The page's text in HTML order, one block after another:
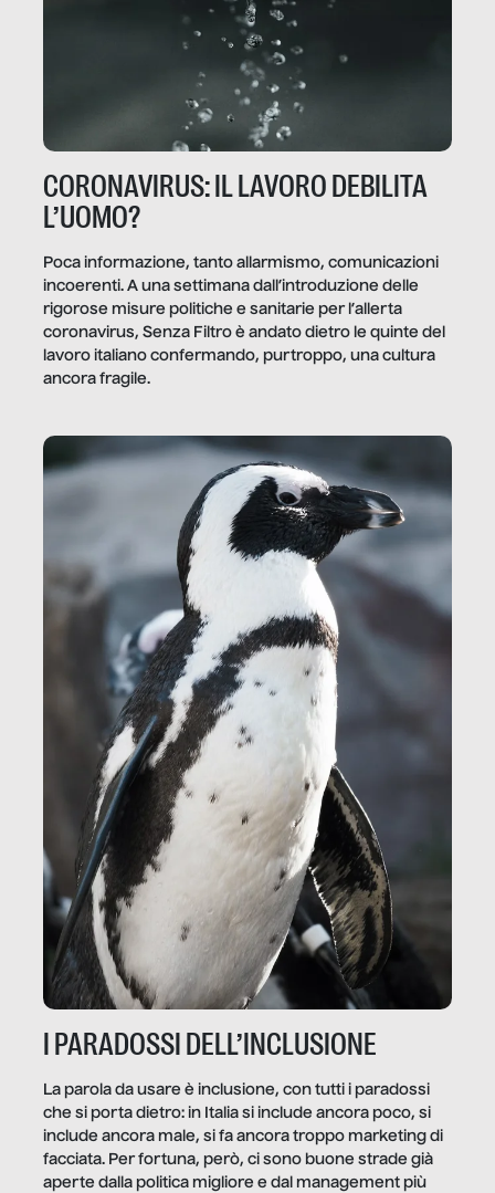
CORONAVIRUS: IL LAVORO DEBILITA
L’UOMO?
Poca informazione, tanto allarmismo, comunicazioni
incoerenti. A una settimana dall’introduzione delle
rigorose misure politiche e sanitarie per l’allerta
coronavirus, Senza Filtro è andato dietro le quinte del
lavoro italiano confermando, purtroppo, una cultura
ancora fragile.
I PARADOSSI DELL’INCLUSIONE
La parola da usare è inclusione, con tutti i paradossi
che si porta dietro: in Italia si include ancora poco, si
include ancora male, si fa ancora troppo marketing di
facciata. Per fortuna, però, ci sono buone strade già
aperte dalla politica migliore e dal management più